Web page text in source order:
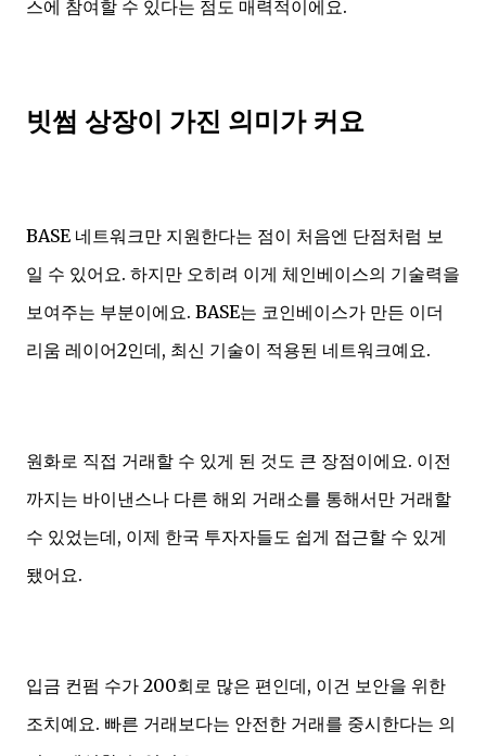
스에 참여할 수 있다는 점도 매력적이에요.
빗썸 상장이 가진 의미가 커요
BASE 네트워크만 지원한다는 점이 처음엔 단점처럼 보
일 수 있어요. 하지만 오히려 이게 체인베이스의 기술력을
보여주는 부분이에요. BASE는 코인베이스가 만든 이더
리움 레이어2인데, 최신 기술이 적용된 네트워크예요.
원화로 직접 거래할 수 있게 된 것도 큰 장점이에요. 이전
까지는 바이낸스나 다른 해외 거래소를 통해서만 거래할
수 있었는데, 이제 한국 투자자들도 쉽게 접근할 수 있게
됐어요.
입금 컨펌 수가 200회로 많은 편인데, 이건 보안을 위한
조치예요. 빠른 거래보다는 안전한 거래를 중시한다는 의